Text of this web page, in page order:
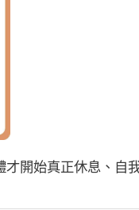
才開始真正休息、自